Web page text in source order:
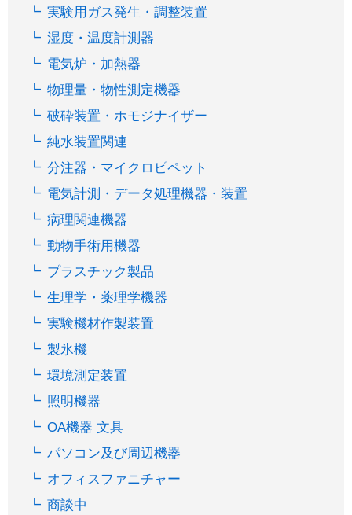
実験用ガス発生・調整装置
湿度・温度計測器
電気炉・加熱器
物理量・物性測定機器
破砕装置・ホモジナイザー
純水装置関連
分注器・マイクロピペット
電気計測・データ処理機器・装置
病理関連機器
動物手術用機器
プラスチック製品
生理学・薬理学機器
実験機材作製装置
製氷機
環境測定装置
照明機器
OA機器 文具
パソコン及び周辺機器
オフィスファニチャー
商談中